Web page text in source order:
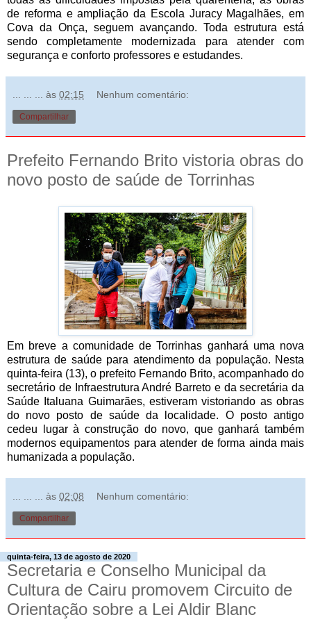
de reforma e ampliação da Escola Juracy Magalhães, em
Cova da Onça, seguem avançando. Toda estrutura está
sendo completamente modernizada para atender com
segurança e conforto professores e estudandes.
... ... ... às 02:15 Nenhum comentário:
Compartilhar
Prefeito Fernando Brito vistoria obras do
novo posto de saúde de Torrinhas
Em breve a comunidade de Torrinhas ganhará uma nova
estrutura de saúde para atendimento da população. Nesta
quinta-feira (13), o prefeito Fernando Brito, acompanhado do
secretário de Infraestrutura André Barreto e da secretária da
Saúde Italuana Guimarães, estiveram vistoriando as obras
do novo posto de saúde da localidade. O posto antigo
cedeu lugar à construção do novo, que ganhará também
modernos equipamentos para atender de forma ainda mais
humanizada a população.
às 02:08 Nenhum comentário:
Compartilhar
quinta-feira, 13 de agosto de 2020
Secretaria e Conselho Municipal da
Cultura de Cairu promovem Circuito de
Orientação sobre a Lei Aldir Blanc